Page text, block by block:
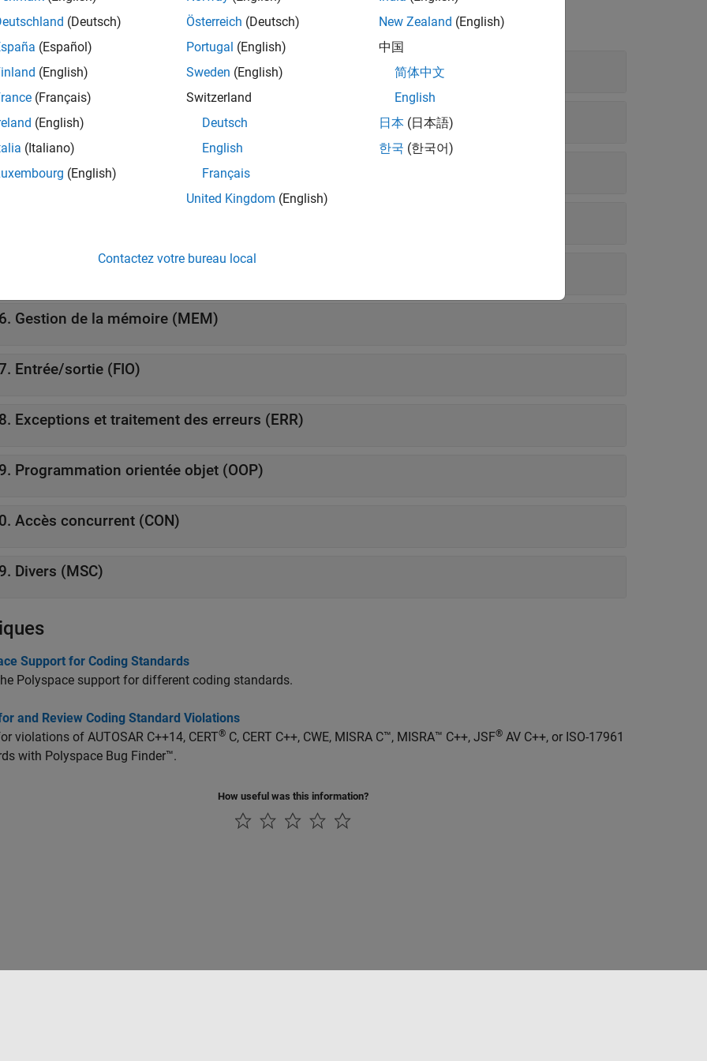
tout
Déclarations et initialisation (DCL)
Expressions (EXP)
Nombres entiers (INT)
Caractères et chaînes de caractères (STR)
Gestion de la mémoire (MEM)
Entrée/sortie (FIO)
Exceptions et traitement des erreurs (ERR)
Programmation orientée objet (OOP)
Accès concurrent (CON)
Divers (MSC)
Support for Coding Standards
Polyspace support for different coding standards.
and Review Coding Standard Violations
violations of AUTOSAR C++14, CERT® C, CERT C++, CWE, MISRA C™, MISRA™ C++, JSF® AV C++, or ISO-17961
with Polyspace Bug Finder™.
How useful was this information?
(Deutsch)
(Español)
(English)
(Français)
(English)
(Italiano)
(English)
Österreich (Deutsch)
Portugal (English)
Sweden (English)
Switzerland
Deutsch
English
Français
United Kingdom (English)
New Zealand (English)
中国
简体中文
English
日本 (日本語)
한국 (한국어)
Contactez votre bureau local